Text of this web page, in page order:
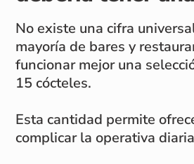
No existe una cifra
mayoría de bares y
funcionar mejor una
15 cócteles.
Esta cantidad permite
complicar la operativa